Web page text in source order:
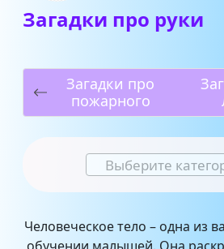
Загадки про руки
Загадки про
пожарного
Выберите
Человеческое тело – одна из